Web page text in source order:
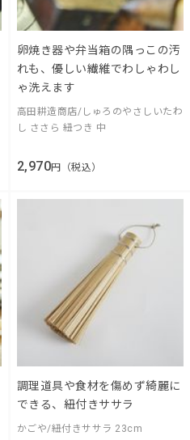
卵焼き器や弁当箱の隅っこの汚
れも、優しい繊維でわしゃわし
ゃ洗えます
高田耕造商店/しゅろのやさしいたわ
し ささら 紐つき 中
2,970円（税込）
調理道具や食材を傷めず綺麗に
できる、紐付きササラ
かごや/紐付きササラ 23cm